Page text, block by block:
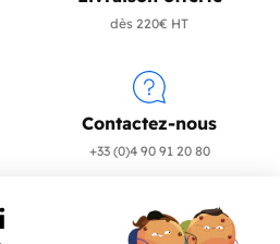
dès 220€ HT
Contactez-nous
+33 (0)4 90 91 20 80